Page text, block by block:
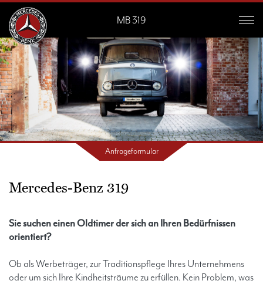
MB 319
Mercedes-Benz 319
Sie suchen einen Oldtimer der sich an Ihren Bedürfnissen
orientiert?
Ob als Werbeträger, zur Traditionspflege Ihres Unternehmens
oder um sich Ihre Kindheitsträume zu erfüllen. Kein Problem, was